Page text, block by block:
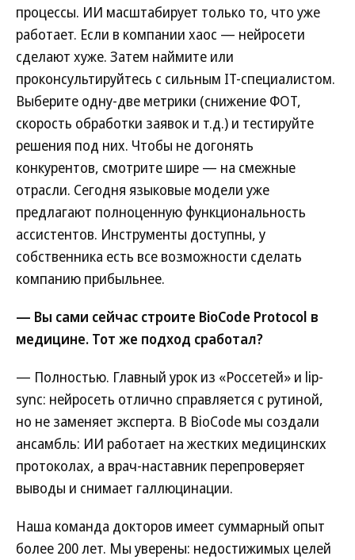
процессы. ИИ масштабирует только то, что уже
работает. Если в компании хаос — нейросети
сделают хуже. Затем наймите или
проконсультируйтесь с сильным IT-специалистом.
Выберите одну-две метрики (снижение ФОТ,
скорость обработки заявок и т.д.) и тестируйте
решения под них. Чтобы не догонять
конкурентов, смотрите шире — на смежные
отрасли. Сегодня языковые модели уже
предлагают полноценную функциональность
ассистентов. Инструменты доступны, у
собственника есть все возможности сделать
компанию прибыльнее.
— Вы сами сейчас строите BioCode Protocol в
медицине. Тот же подход сработал?
— Полностью. Главный урок из «Россетей» и lip-
sync: нейросеть отлично справляется с рутиной,
но не заменяет эксперта. В BioCode мы создали
ансамбль: ИИ работает на жестких медицинских
протоколах, а врач-наставник перепроверяет
выводы и снимает галлюцинации.
Наша команда докторов имеет суммарный опыт
более 200 лет. Мы уверены: недостижимых целей